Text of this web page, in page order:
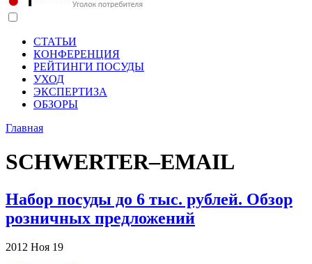
СТАТЬИ
КОНФЕРЕНЦИЯ
РЕЙТИНГИ ПОСУДЫ
УХОД
ЭКСПЕРТИЗА
ОБЗОРЫ
Главная
SCHWERTER–EMAIL
Набор посуды до 6 тыс. рублей. Обзор
розничных предложений
2012 Ноя 19